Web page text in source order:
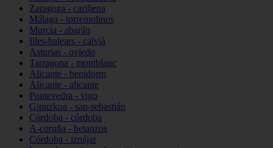
Zaragoza - cariñena
Málaga - torremolinos
Murcia - abarán
Illes-balears - calvià
Asturias - oviedo
Tarragona - montblanc
Alicante - benidorm
Alicante - alicante
Pontevedra - vigo
Gipuzkoa - san-sebastián
Córdoba - córdoba
A-coruña - betanzos
Córdoba - iznájar